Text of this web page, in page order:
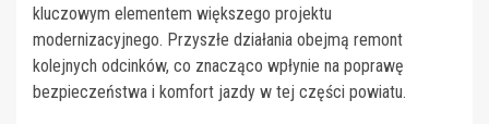
kluczowym elementem większego projektu
modernizacyjnego. Przyszłe działania obejmą remont
kolejnych odcinków, co znacząco wpłynie na poprawę
bezpieczeństwa i komfort jazdy w tej części powiatu.